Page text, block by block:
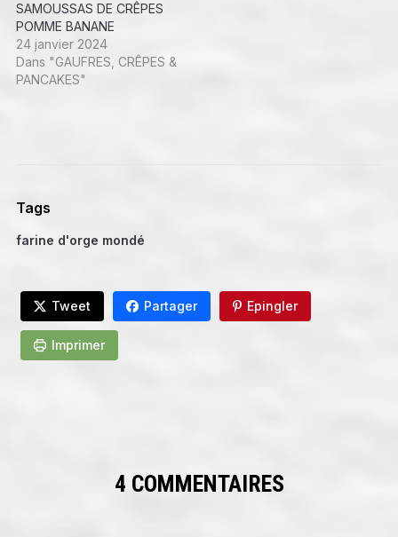
SAMOUSSAS DE CRÊPES
POMME BANANE
24 janvier 2024
Dans "GAUFRES, CRÊPES &
PANCAKES"
Tags
farine d'orge mondé
Tweet Partager Epingler
Imprimer
4 COMMENTAIRES